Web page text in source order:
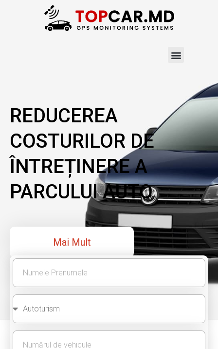
REDUCEREA
COSTURILOR DE
ÎNTREȚINERE A
PARCULUI AUTO
Mai Mult